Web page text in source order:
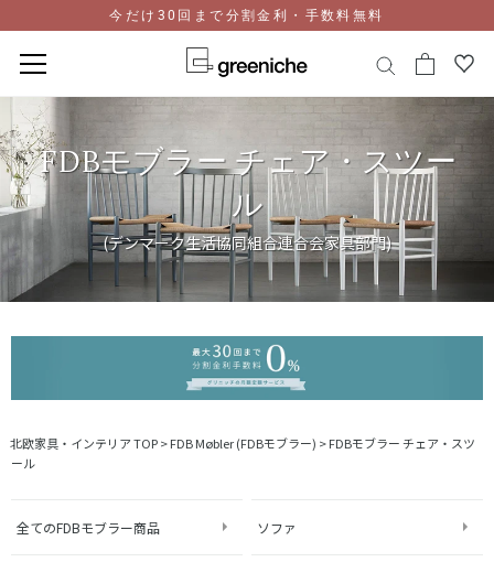
ン
テ
ン
ツ
に
ス
キ
今だけ30回まで分割金利・手数料無料
FDBモブラー チェア・スツー
ル
(デンマーク生活協同組合連合会家具部門)
北欧家具・インテリア TOP>FDB Møbler (FDBモブラー) >FDBモブラー チェア・スツ
ール
全てのFDBモブラー商品 ソファ